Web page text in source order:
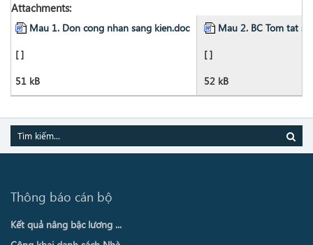
Attachments:
Mau 1. Don cong nhan sang kien.doc
[ ]
51 kB
Mau 2. BC Tom tat
[ ]
52 kB
Thông báo cán bộ
Kết quả nâng bậc lương ...